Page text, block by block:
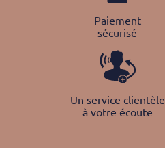
Paiement
sécurisé
Un service clientèle
à votre écoute